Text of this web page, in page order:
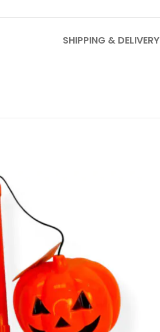
SHIPPING & DELIVERY